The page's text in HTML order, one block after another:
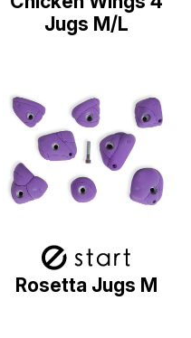
Jugs M/L
Rosetta Jugs M